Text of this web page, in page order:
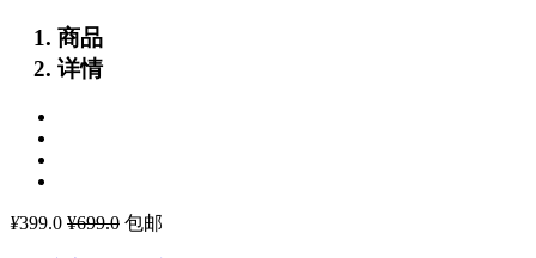
商品
详情
¥399.0 ¥699.0 包邮